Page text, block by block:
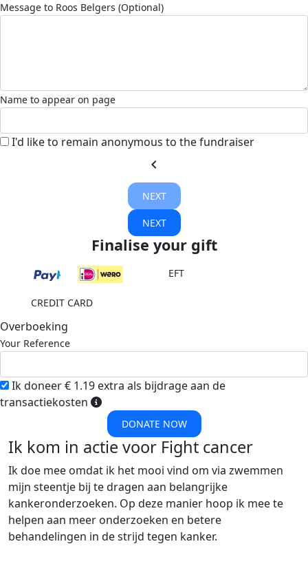
Message to Roos Belgers (Optional)
Name to appear on page
I'd like to remain anonymous to the fundraiser
chevron_left
NEXT
NEXT
Finalise your gift
EFT
CREDIT CARD
Overboeking
Your Reference
Ik doneer € 1.19 extra als bijdrage aan de
transactiekosten
DONATE NOW
Ik kom in actie voor Fight cancer
Ik doe mee omdat ik het mooi vind om via zwemmen
mijn steentje bij te dragen aan belangrijke
kankeronderzoeken. Op deze manier hoop ik mee te
helpen aan meer onderzoeken en betere
behandelingen in de strijd tegen kanker.